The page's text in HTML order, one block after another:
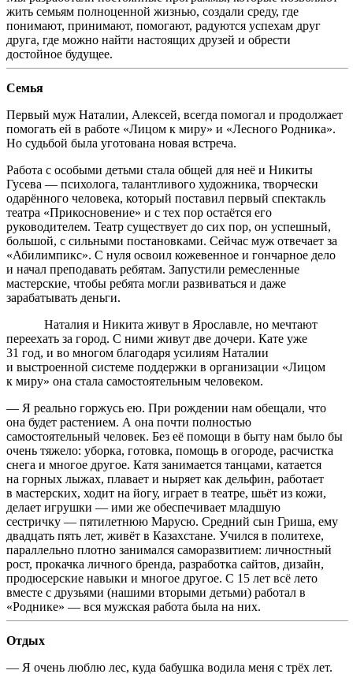
жить семьям полноценной жизнью, создали среду, где
понимают, принимают, помогают, радуются успехам друг
друга, где можно найти настоящих друзей и обрести
достойное будущее.
Семья
Первый муж Наталии, Алексей, всегда помогал и продолжает
помогать ей в работе «Лицом к миру» и «Лесного Родника».
Но судьбой была уготована новая встреча.
Работа с особыми детьми стала общей для неё и Никиты
Гусева — психолога, талантливого художника, творчески
одарённого человека, который поставил первый спектакль
театра «Прикосновение» и с тех пор остаётся его
руководителем. Театр существует до сих пор, он успешный,
большой, с сильными постановками. Сейчас муж отвечает за
«Абилимпикс». С нуля освоил кожевенное и гончарное дело
и начал преподавать ребятам. Запустили ремесленные
мастерские, чтобы ребята могли развиваться и даже
зарабатывать деньги.
Наталия и Никита живут в Ярославле, но мечтают
переехать за город. С ними живут две дочери. Кате уже
31 год, и во многом благодаря усилиям Наталии
и выстроенной системе поддержки в организации «Лицом
к миру» она стала самостоятельным человеком.
— Я реально горжусь ею. При рождении нам обещали, что
она будет растением. А она почти полностью
самостоятельный человек. Без её помощи в быту нам было бы
очень тяжело: уборка, готовка, помощь в огороде, расчистка
снега и многое другое. Катя занимается танцами, катается
на горных лыжах, плавает и ныряет как дельфин, работает
в мастерских, ходит на йогу, играет в театре, шьёт из кожи,
делает игрушки — ими же обеспечивает младшую
сестричку — пятилетнюю Марусю. Средний сын Гриша, ему
двадцать пять лет, живёт в Казахстане. Учился в политехе,
параллельно плотно занимался саморазвитием: личностный
рост, прокачка личного бренда, разработка сайтов, дизайн,
продюсерские навыки и многое другое. С 15 лет всё лето
вместе с друзьями (нашими вторыми детьми) работал в
«Роднике» — вся мужская работа была на них.
Отдых
— Я очень люблю лес, куда бабушка водила меня с трёх лет.